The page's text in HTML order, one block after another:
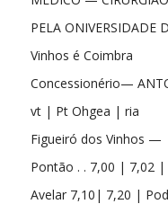
PELA ONIVERSIDADE
Vinhos é Coimbra
Concessionério—
vt | Pt Ohgea | ria
Figueiró dos Vinhos
Pontão . . 7,00 | 7,02
Avelar 7,10| 7,20 |